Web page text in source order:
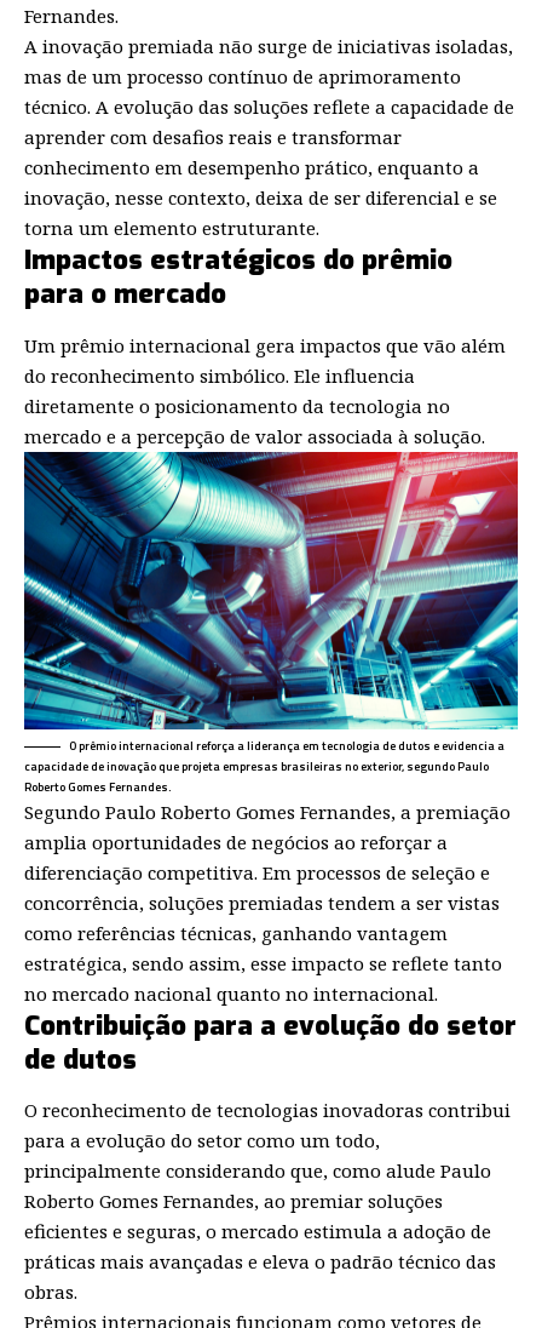
Fernandes.
A inovação premiada não surge de iniciativas isoladas,
mas de um processo contínuo de aprimoramento
técnico. A evolução das soluções reflete a capacidade de
aprender com desafios reais e transformar
conhecimento em desempenho prático, enquanto a
inovação, nesse contexto, deixa de ser diferencial e se
torna um elemento estruturante.
Impactos estratégicos do prêmio
para o mercado
Um prêmio internacional gera impactos que vão além
do reconhecimento simbólico. Ele influencia
diretamente o posicionamento da tecnologia no
mercado e a percepção de valor associada à solução.
O prêmio internacional reforça a liderança em tecnologia de dutos e evidencia a
capacidade de inovação que projeta empresas brasileiras no exterior, segundo Paulo
Roberto Gomes Fernandes.
Segundo Paulo Roberto Gomes Fernandes, a premiação
amplia oportunidades de negócios ao reforçar a
diferenciação competitiva. Em processos de seleção e
concorrência, soluções premiadas tendem a ser vistas
como referências técnicas, ganhando vantagem
estratégica, sendo assim, esse impacto se reflete tanto
no mercado nacional quanto no internacional.
Contribuição para a evolução do setor
de dutos
O reconhecimento de tecnologias inovadoras contribui
para a evolução do setor como um todo,
principalmente considerando que, como alude Paulo
Roberto Gomes Fernandes, ao premiar soluções
eficientes e seguras, o mercado estimula a adoção de
práticas mais avançadas e eleva o padrão técnico das
obras.
Prêmios internacionais funcionam como vetores de